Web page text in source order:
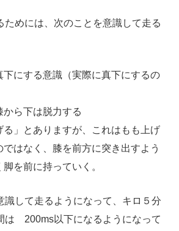
ためには、次のことを意識して走る
下にする意識（実際に真下にするの
ら下は脱力する
る」とありますが、これはもも上げ
はなく、膝を前方に突き出すよう
を前に持っていく。
識して走るようになって、キロ５分
は 200ms以下になるようになって